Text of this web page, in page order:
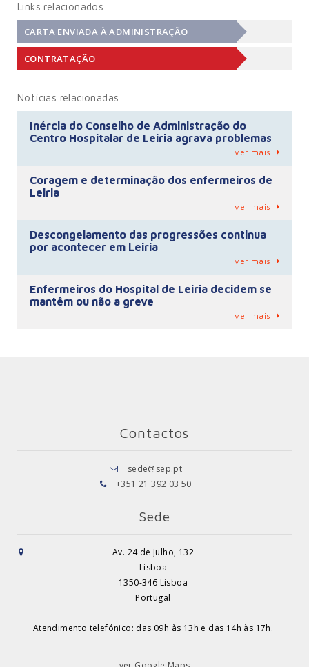
Links relacionados
CARTA ENVIADA À ADMINISTRAÇÃO
CONTRATAÇÃO
Notícias relacionadas
Inércia do Conselho de Administração do
Centro Hospitalar de Leiria agrava problemas
ver mais
Coragem e determinação dos enfermeiros de
Leiria
ver mais
Descongelamento das progressões continua
por acontecer em Leiria
ver mais
Enfermeiros do Hospital de Leiria decidem se
mantêm ou não a greve
ver mais
Contactos
sede@sep.pt
+351 21 392 03 50
Sede
Av. 24 de Julho, 132
Lisboa
1350-346 Lisboa
Portugal
Atendimento telefónico: das 09h às 13h e das 14h às 17h.